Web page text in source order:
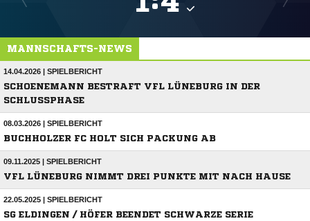
MANNSCHAFTS-NEWS
14.04.2026 | SPIELBERICHT
SCHOENEMANN BESTRAFT VFL LÜNEBURG IN DER
SCHLUSSPHASE
08.03.2026 | SPIELBERICHT
BUCHHOLZER FC HOLT SICH PACKUNG AB
09.11.2025 | SPIELBERICHT
VFL LÜNEBURG NIMMT DREI PUNKTE MIT NACH HAUSE
22.05.2025 | SPIELBERICHT
SG ELDINGEN / HÖFER BEENDET SCHWARZE SERIE